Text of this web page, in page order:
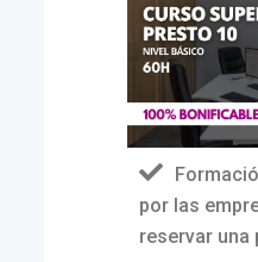
por las
reservar una